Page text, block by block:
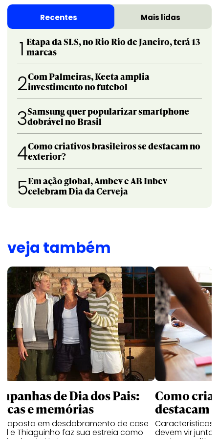
Recentes Mais lidas
1 Etapa da SLS, no Rio Rio de Janeiro, terá 13
marcas
2Com Palmeiras, Keeta amplia
investimento no futebol
3Samsung quer popularizar smartphone
dobrável no Brasil
4Como criativos brasileiros se destacam no
exterior?
5Em ação global, Ambev e AB Inbev
celebram Dia da Cerveja
veja também
de Dia dos Pais:
e memórias
aposta em desdobramento de case
e Thiaguinho faz sua estreia como
Como
destacam
Características
devem vir junto